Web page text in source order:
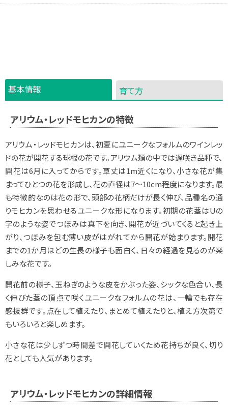
基本情報 育て方
アリウム・レッドモヒカンの特徴
アリウム・レッドモヒカンは、初夏にユニークなフォルムのワインレッ
ドの花が開花する球根の花です。アリウム類の中では遅咲き品種で、
開花は6月に入ってからです。草丈は1m近くになり、小さな花が集
まってひとつの花を形成し、花の直径は7～10cm程度になります。最
も特徴的なのは花の形で、頭部の花柄だけが長く伸び、品種名の通
りモヒカンを思わせるユニークな形になります。初期の花茎はUの
字のような姿でつぼみは真下を向き、開花が近づいてくると起き上
がり、つぼみを包む薄い皮がはがれてから開花が始まります。開花
までの1か月ほどの生長の様子も面白く、日々の経過を見るのが楽
しみな花です。
開花前の様子、玉ねぎのような皮をかぶった姿、シックな色合い、長
く伸びた茎の頂点で咲くユニークなフォルムの花は、一輪でも存在
感抜群です。点在して植えたり、まとめて植えたりと、植え方次第で
もいろいろと楽しめます。
小さな花は少しずつ時間差で開花していくため花持ちが良く、切り
花としても人気があります。
アリウム・レッドモヒカンの詳細情報